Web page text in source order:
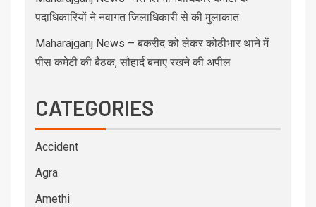
पदाधिकारियों ने नवागत जिलाधिकारी से की मुलाकात
Maharajganj News – बकरीद को लेकर कोठीभार थाने में
पीस कमेटी की बैठक, सौहार्द बनाए रखने की अपील
CATEGORIES
Accident
Agra
Amethi